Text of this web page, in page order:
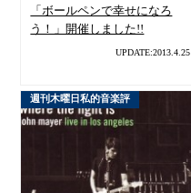
「ボールペンで幸せになろ
う！」開催しました!!
UPDATE:2013.4.25
週刊木曜日私的音楽評